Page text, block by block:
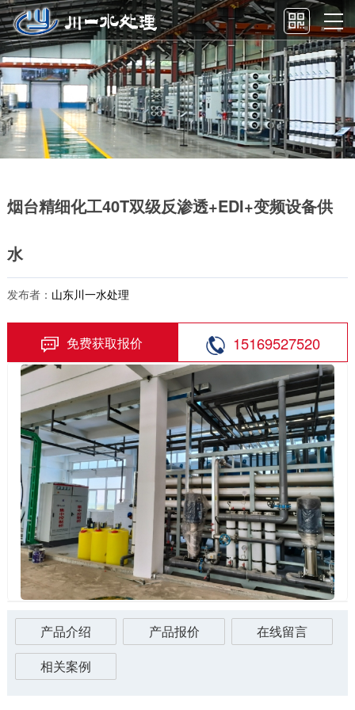
烟台精细化工40T双级反渗透+EDI+变频设备供
水
发布者： 山东川一水处理
免费获取报价 15169527520
产品介绍 产品报价
在线留言
相关案例